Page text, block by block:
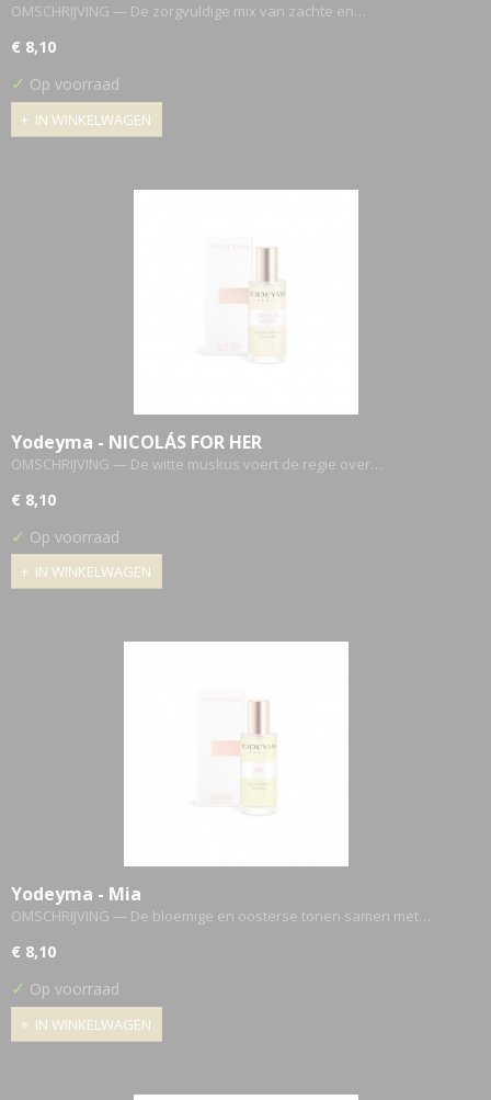
OMSCHRIJVING — De zorgvuldige mix van zachte en…
€ 8,10
✓ Op voorraad
IN WINKELWAGEN
Yodeyma - NICOLÁS FOR HER
OMSCHRIJVING — De witte muskus voert de regie over…
€ 8,10
✓ Op voorraad
IN WINKELWAGEN
Yodeyma - Mia
OMSCHRIJVING — De bloemige en oosterse tonen samen met…
€ 8,10
✓ Op voorraad
IN WINKELWAGEN